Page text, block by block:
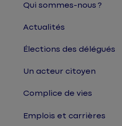
Qui sommes-nous ?
Actualités
Élections des délégués
Un acteur citoyen
Complice de vies
Emplois et carrières